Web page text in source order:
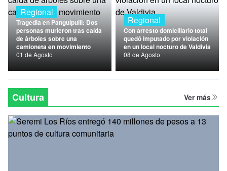
Economía
Entrevistas
Nacional
Política
Regional
Regional
Tragedia en Panguipulli: Dos
personas murieron tras caída
de árboles sobre una
camioneta en movimiento
01 de Agosto
Regional
Con arresto domiciliario total
quedó imputado por violación
en un local nocturo de Valdivia
08 de Agosto
Cultura Ver más